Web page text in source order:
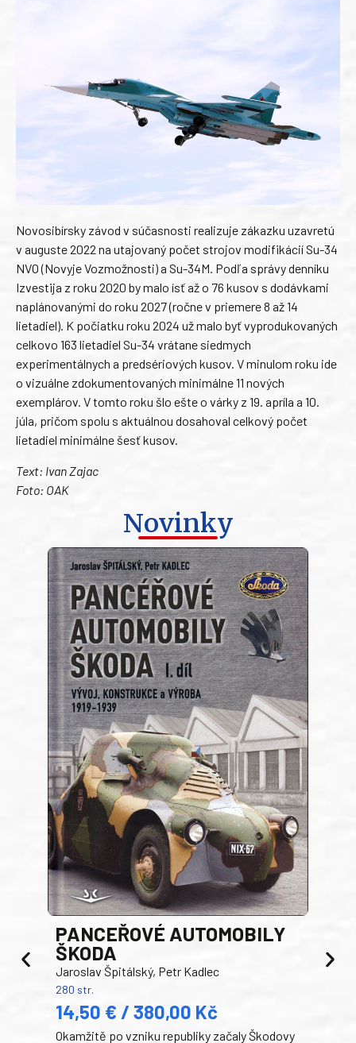
Novosibírsky závod v súčasnosti realizuje zákazku uzavretú
v auguste 2022 na utajovaný počet strojov modifikácií Su-34
NVO (Novyje Vozmožnosti) a Su-34M. Podľa správy denníku
Izvestija z roku 2020 by malo ísť až o 76 kusov s dodávkami
naplánovanými do roku 2027 (ročne v priemere 8 až 14
lietadiel). K počiatku roku 2024 už malo byť vyprodukovaných
celkovo 163 lietadiel Su-34 vrátane siedmych
experimentálnych a predsériových kusov. V minulom roku ide
o vizuálne zdokumentovaných minimálne 11 nových
exemplárov. V tomto roku šlo ešte o várky z 19. apríla a 10.
júla, pričom spolu s aktuálnou dosahoval celkový počet
lietadiel minimálne šesť kusov.
Text: Ivan Zajac
Foto: OAK
Novinky
PANCEŘOVÉ AUTOMOBILY
ŠKODA
Jaroslav Špitálský, Petr Kadlec
280 str.
14,50 € / 380,00 Kč
Okamžitě po vzniku republiky začaly Škodovy